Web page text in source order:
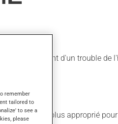
le traitement d'un trouble de
qui est plus approprié
remember
tailored to
to see a
please